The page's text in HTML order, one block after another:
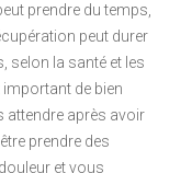
prendre du temps,
peut durer
selon la santé et les
de bien
attendre après avoir
prendre des
et vous